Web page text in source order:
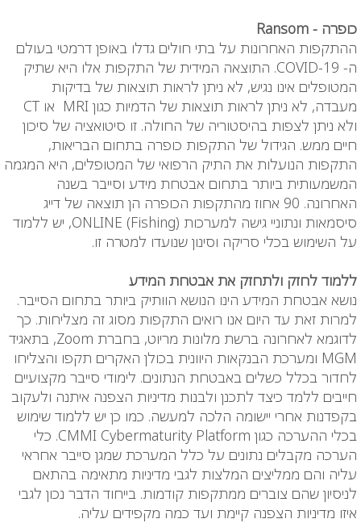
כופרה - Ransom
ההתקפות האחרונות על בתי חולים גדלו באופן דרמטי בעולם
ה- COVID-19. התוצאה המידית של התקפות אלו היא שתיק
המטופלים אינו נגיש, לא ניתן לראות תוצאות של בדיקות
מעבדה, לא ניתן לראות תוצאות של הדמיות כגון MRI
או CT
ולא ניתן לצפות בהיסטוריה של החולה. זו סיטואציה של סיכון
חיים ממש. הגידול של התקפות כופרה בתחום הבריאות,
התקפות הנועלות את התיק הרפואי של המטופלים, היא המגמה
המשמעותית ביותר בתחום אבטחת מידע וסייבר בשנה
האחרונה. 90 אחוז מהתקפות הכופרה הן תוצאה של דייג
סיסמאות ונתוניי גישה למערכות
ONLINE (
Fishing), יש ללמוד
על השימוש בכלי סריקה וסינון שנועדו למטרה זו.
ללמוד לחזק ולתחזק את אבטחת המידע
נושא אבטחת המידע הינו הנושא הוותיק ביותר בתחום הסייבר.
למרות זאת עד היום אנו רואים התקפות מסוג זה מצליחות. כך
לדוגמא לאחרונה ברשת מלונות מריוט, בחברת Zoom, בתאגיד
MGM ומערכת הבנקאות היוונית בכולן האקרים תקפו והצליחו
לחדור בכלל כשלים באבטחת הנתונים. לימודי סייבר מקצועיים
חייבים ללמד כיצד לתכנן ולבנות מדיניות הצפנה איתנה ולעקוב
בקפדנות אחרי יישומה הלכה למעשה. כמו כן יש ללמוד שימוש
בכלי ההערכה כגון CMMI Cybermaturity Platform. כלי
הערכה מקבלים נתונים על כלל המערכת שמגן סייבר אחראי
עליה והם ממליצים המלצות לגבי מדיניות מתאימה בהתאם
לניסיון שהם צוברים ממתקפות קודמות. בייחוד הדבר נכון לגבי
איזו מדיניות הצפנה קיימת ועד כמה מקפידים עליה.